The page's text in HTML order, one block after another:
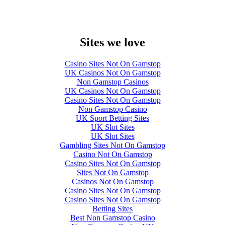
Sites we love
Casino Sites Not On Gamstop
UK Casinos Not On Gamstop
Non Gamstop Casinos
UK Casinos Not On Gamstop
Casino Sites Not On Gamstop
Non Gamstop Casino
UK Sport Betting Sites
UK Slot Sites
UK Slot Sites
Gambling Sites Not On Gamstop
Casino Not On Gamstop
Casino Sites Not On Gamstop
Sites Not On Gamstop
Casinos Not On Gamstop
Casino Sites Not On Gamstop
Casino Sites Not On Gamstop
Betting Sites
Best Non Gamstop Casino